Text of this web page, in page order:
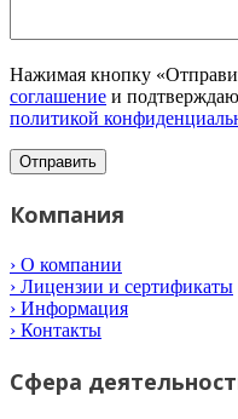
Нажимая кнопку
соглашение и
политикой
Компания
› О компании
› Лицензии и сертификаты
› Информация
› Контакты
Сфера